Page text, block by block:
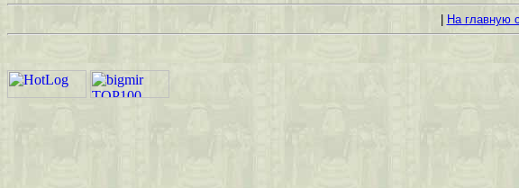
На главную